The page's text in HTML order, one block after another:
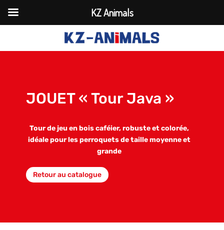
JOUET « Tour Java »
Tour de jeu en bois caféier, robuste et colorée,
idéale pour les perroquets de taille moyenne et
grande
Retour au catalogue
KZ Animals